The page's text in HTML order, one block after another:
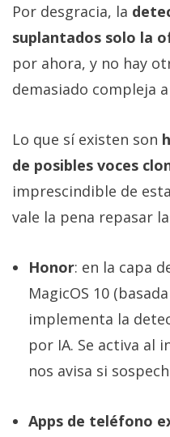
Por desgracia, la
suplantados solo la
por ahora, y no hay
demasiado compleja
Lo que sí existen son
de posibles voces
imprescindible de
vale la pena repasar
Honor: en la capa
MagicOS 10
implementa la
por IA. Se activa al
nos avisa si
Apps de teléfono